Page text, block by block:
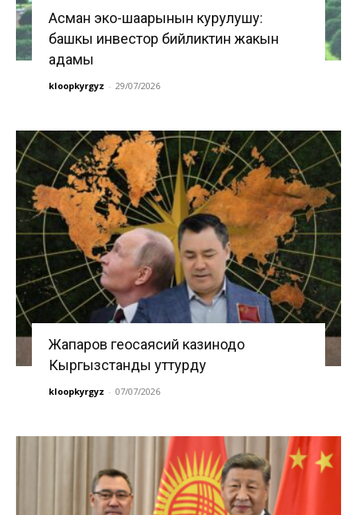
Асман эко-шаарынын курулушу:
башкы инвестор бийликтин жакын
адамы
kloopkyrgyz - 29/07/2026
Жапаров геосаясий казинодо
Кыргызстанды уттурду
kloopkyrgyz - 07/07/2026